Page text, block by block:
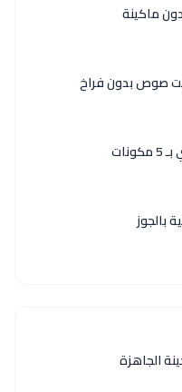
ماكينة
صوص بدون فراخ
بالجوز
الجاهزة